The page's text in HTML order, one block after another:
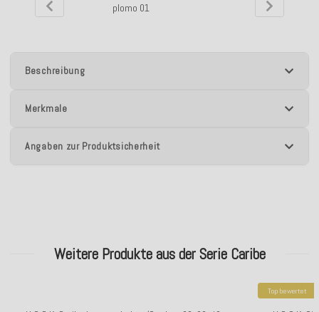
plomo 01
Beschreibung
Merkmale
Angaben zur Produktsicherheit
Weitere Produkte aus der Serie Caribe
Top bewertet